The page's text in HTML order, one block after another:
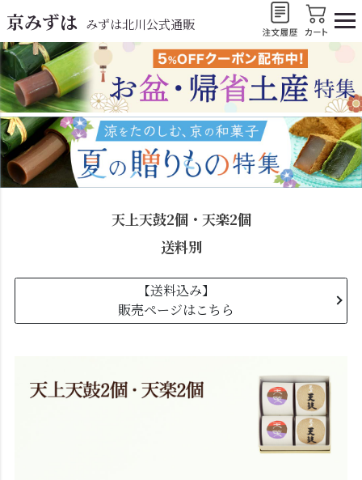
京みずは みずは北川公式通販
天上天鼓2個・天楽2個
送料別
【送料込み】
販売ページはこちら